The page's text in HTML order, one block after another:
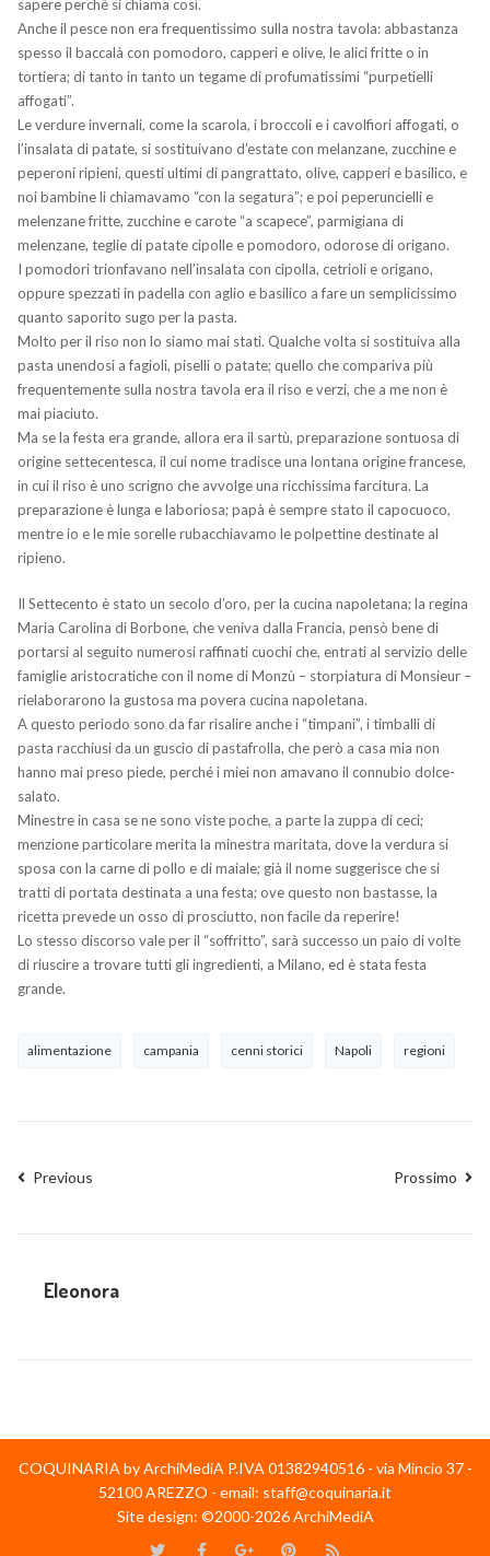
sapere perché si chiama così.
Anche il pesce non era frequentissimo sulla nostra tavola: abbastanza
spesso il baccalà con pomodoro, capperi e olive, le alici fritte o in
tortiera; di tanto in tanto un tegame di profumatissimi “purpetielli
affogati”.
Le verdure invernali, come la scarola, i broccoli e i cavolfiori affogati, o
l’insalata di patate, si sostituivano d’estate con melanzane, zucchine e
peperoni ripieni, questi ultimi di pangrattato, olive, capperi e basilico, e
noi bambine li chiamavamo “con la segatura”; e poi peperuncielli e
melenzane fritte, zucchine e carote “a scapece”, parmigiana di
melenzane, teglie di patate cipolle e pomodoro, odorose di origano.
I pomodori trionfavano nell’insalata con cipolla, cetrioli e origano,
oppure spezzati in padella con aglio e basilico a fare un semplicissimo
quanto saporito sugo per la pasta.
Molto per il riso non lo siamo mai stati. Qualche volta si sostituiva alla
pasta unendosi a fagioli, piselli o patate; quello che compariva più
frequentemente sulla nostra tavola era il riso e verzi, che a me non è
mai piaciuto.
Ma se la festa era grande, allora era il sartù, preparazione sontuosa di
origine settecentesca, il cui nome tradisce una lontana origine francese,
in cui il riso è uno scrigno che avvolge una ricchissima farcitura. La
preparazione è lunga e laboriosa; papà è sempre stato il capocuoco,
mentre io e le mie sorelle rubacchiavamo le polpettine destinate al
ripieno.
Il Settecento è stato un secolo d’oro, per la cucina napoletana; la regina
Maria Carolina di Borbone, che veniva dalla Francia, pensò bene di
portarsi al seguito numerosi raffinati cuochi che, entrati al servizio delle
famiglie aristocratiche con il nome di Monzù – storpiatura di Monsieur –
rielaborarono la gustosa ma povera cucina napoletana.
A questo periodo sono da far risalire anche i “timpani”, i timballi di
pasta racchiusi da un guscio di pastafrolla, che però a casa mia non
hanno mai preso piede, perché i miei non amavano il connubio dolce-
salato.
Minestre in casa se ne sono viste poche, a parte la zuppa di ceci;
menzione particolare merita la minestra maritata, dove la verdura si
sposa con la carne di pollo e di maiale; già il nome suggerisce che si
tratti di portata destinata a una festa; ove questo non bastasse, la
ricetta prevede un osso di prosciutto, non facile da reperire!
Lo stesso discorso vale per il “soffritto”, sarà successo un paio di volte
di riuscire a trovare tutti gli ingredienti, a Milano, ed è stata festa
grande.
alimentazione campania cenni storici Napoli regioni
Previous Prossimo
Eleonora
COQUINARIA by ArchiMediA P.IVA 01382940516 - via Mincio 37 -
52100 AREZZO - email: staff@coquinaria.it
Site design: ©2000-2026 ArchiMediA